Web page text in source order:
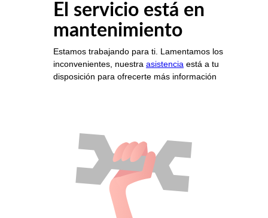
El servicio está en
mantenimiento
Estamos trabajando para ti. Lamentamos los
inconvenientes, nuestra asistencia está a tu
disposición para ofrecerte más información